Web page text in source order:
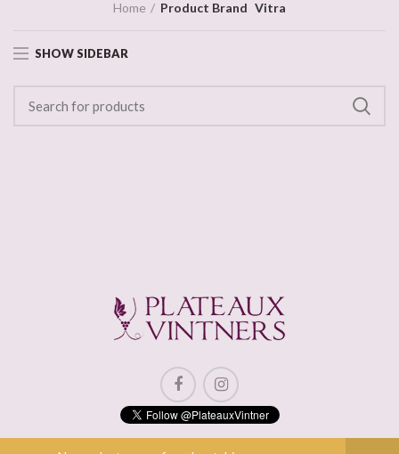
Home Product Brand Vitra
SHOW SIDEBAR